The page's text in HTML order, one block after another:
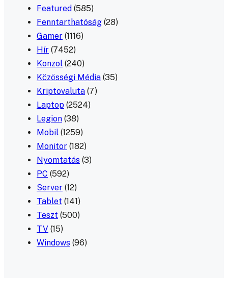
Featured (585)
Fenntarthatóság (28)
Gamer (1116)
Hír (7452)
Konzol (240)
Közösségi Média (35)
Kriptovaluta (7)
Laptop (2524)
Legion (38)
Mobil (1259)
Monitor (182)
Nyomtatás (3)
PC (592)
Server (12)
Tablet (141)
Teszt (500)
TV (15)
Windows (96)